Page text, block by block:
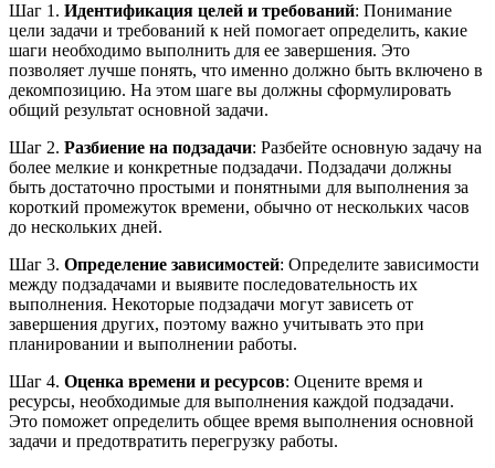
Шаг 1. Идентификация целей и требований: Понимание
цели задачи и требований к ней помогает определить, какие
шаги необходимо выполнить для ее завершения. Это
позволяет лучше понять, что именно должно быть включено в
декомпозицию. На этом шаге вы должны сформулировать
общий результат основной задачи.
Шаг 2. Разбиение на подзадачи: Разбейте основную задачу на
более мелкие и конкретные подзадачи. Подзадачи должны
быть достаточно простыми и понятными для выполнения за
короткий промежуток времени, обычно от нескольких часов
до нескольких дней.
Шаг 3. Определение зависимостей: Определите зависимости
между подзадачами и выявите последовательность их
выполнения. Некоторые подзадачи могут зависеть от
завершения других, поэтому важно учитывать это при
планировании и выполнении работы.
Шаг 4. Оценка времени и ресурсов: Оцените время и
ресурсы, необходимые для выполнения каждой подзадачи.
Это поможет определить общее время выполнения основной
задачи и предотвратить перегрузку работы.